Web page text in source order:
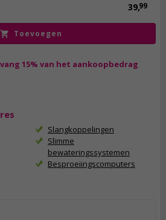
39,99
Toevoegen
15% van het aankoopbedrag
Slangkoppelingen
Slimme
bewateringssystemen
Besproeiingscomputers